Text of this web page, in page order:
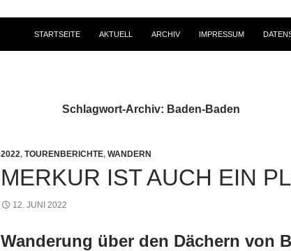
STARTSEITE AKTUELL ARCHIV IMPRESSUM
Schlagwort-Archiv: Baden-Baden
2022, TOURENBERICHTE, WANDERN
MERKUR IST AUCH EIN
12. JUNI 2022
Wanderung über den Dächern von